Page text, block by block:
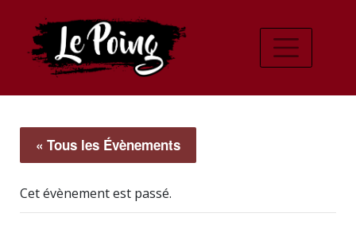
« Tous les Évènements
Cet évènement est passé.